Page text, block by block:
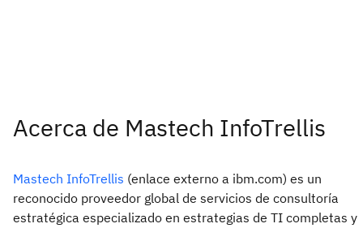
Acerca de Mastech InfoTrellis
Mastech InfoTrellis (enlace externo a ibm.com) es un
reconocido proveedor global de servicios de consultoría
estratégica especializado en estrategias de TI completas y